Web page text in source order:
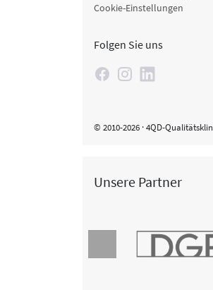
Cookie-Einstellungen
Folgen Sie uns
© 2010-2026 · 4QD-
Unsere Partner